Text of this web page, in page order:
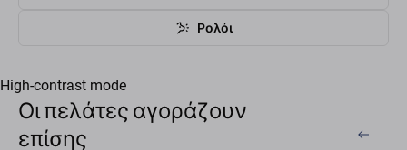
Ρολόι
High-contrast mode
Οι πελάτες αγοράζουν
επίσης